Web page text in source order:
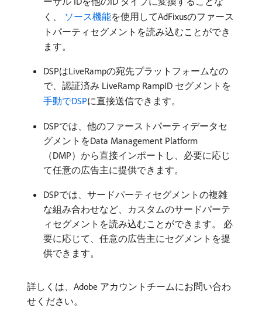
く、
​ ソース機能を使用してAdFixusのファース
トパーティセグメントを読み込むことができ
ます。
DSPはLiveRampの宛先プラットフォームなの
で、認証済み LiveRamp RampID セグメントを
手動でDSPに直接送信できます。
DSPでは、他のファーストパーティデータセ
グメントをData Management Platform
（DMP）から直接インポートし、必要に応じ
て任意の広告主に提供できます。
DSPでは、サードパーティセグメントの複雑
な組み合わせなど、カスタムのサードパーテ
ィセグメントを読み込むことができます。 必
要に応じて、任意の広告主にセグメントを提
供できます。
詳しくは、Adobe アカウントチームにお問い合わ
せください。